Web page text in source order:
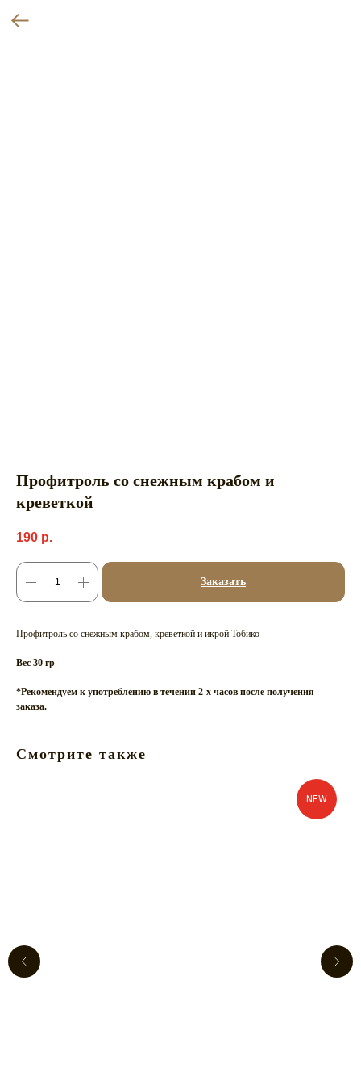
Профитроль со снежным крабом и
креветкой
190 р.
Заказать
Профитроль со снежным крабом, креветкой и икрой Тобико
Вес 30 гр
*Рекомендуем к употреблению в течении 2-х часов после получения
заказа.
Смотрите также
NEW